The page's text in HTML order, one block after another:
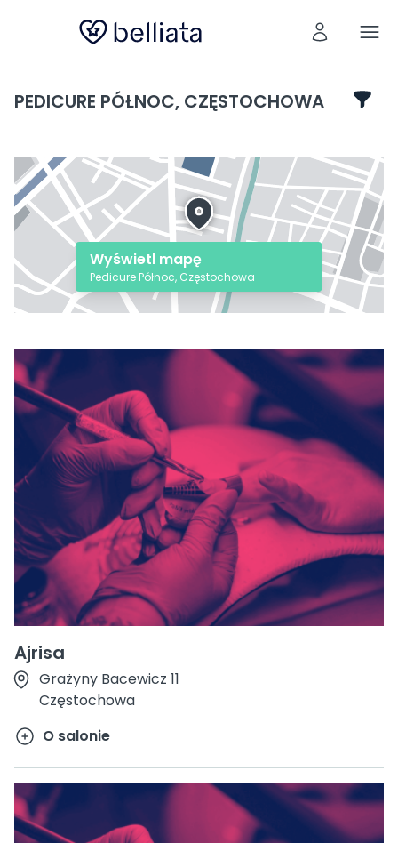
PEDICURE PÓŁNOC, CZĘSTOCHOWA
Ajrisa
Grażyny Bacewicz 11
Częstochowa
O salonie
Wyświetl mapę
Pedicure Północ, Częstochowa